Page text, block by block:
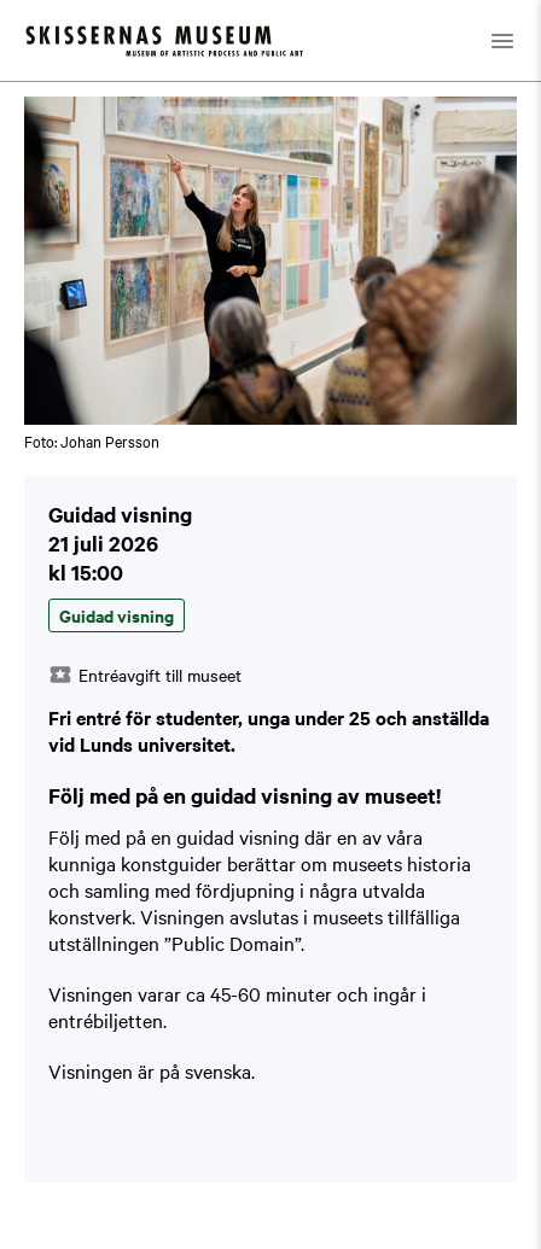
Kalender / Guidad visning
Foto: Johan Persson
Guidad visning
21 juli 2026
kl 15:00
Guidad visning
Entréavgift till museet
Fri entré för studenter, unga under 25 och anställda
vid Lunds universitet.
Följ med på en guidad visning av museet!
Följ med på en guidad visning där en av våra
kunniga konstguider berättar om museets historia
och samling med fördjupning i några utvalda
konstverk. Visningen avslutas i museets tillfälliga
utställningen ”Public Domain”.
Visningen varar ca 45-60 minuter och ingår i
entrébiljetten.
Visningen är på svenska.